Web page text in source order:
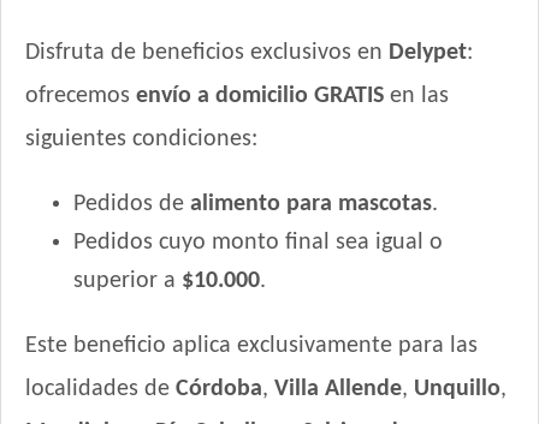
Disfruta de beneficios exclusivos en Delypet:
ofrecemos envío a domicilio GRATIS en las
siguientes condiciones:
Pedidos de alimento para mascotas.
Pedidos cuyo monto final sea igual o
superior a $10.000.
Este beneficio aplica exclusivamente para las
localidades de Córdoba, Villa Allende, Unquillo,